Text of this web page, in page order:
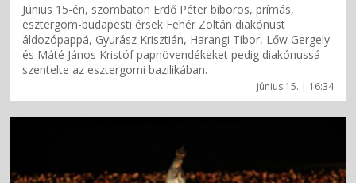
június 15. | 16:34
Június 15-én, szombaton Erdő Péter bíboros, prímás,
esztergom-budapesti érsek Fehér Zoltán diakónust
áldozópappá, Gyurász Krisztián, Harangi Tibor, Lőw Gergely
és Máté János Kristóf papnövendékeket pedig diakónussá
szentelte az esztergomi bazilikában.